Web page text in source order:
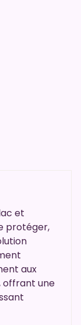
et
protéger,
aux
offrant une